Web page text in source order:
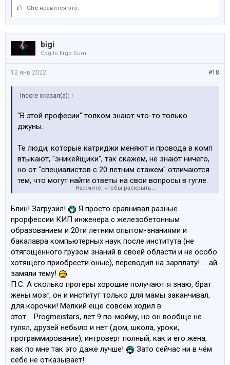
Che нравится это.
bigi
Cogito Ergo Sum
#18
12 янв 2022
Incore сказал(а): ↑
"В этой професии" толком знают что-то только
джуны.
Те люди, которые катриджи меняют и провода в комп
втыкают, "эникейщики", так скажем, не знают ничего,
но от "специалистов с 20 летним стажем" отличаются
тем, что могут найти ответы на свои вопросы в гугле.
И как показывает практика, чем стаж у специалиста
цифровом мире.
Плюс в нормальной конторе, человек который
занимается сеткой, это либо безопасник, либо
сетевик-интегратор. И зарплата у как раз и будет
около 2-3. И код он не пишет, да. А если еще и код
писать будет, то погугли сколько DevSecOps получает.
По поводу знания базы и "нормальности
представителя професии", тут на столько быстро все
меняется, что какой-нибудь 20-летний человек может
быть намного продвинутее в чем-то, чем специалист с
20 летним стажем, и это норм. Возвраст в ИТ не
показатель вообще.
Нажмите, чтобы раскрыть...
Блин! Загрузил!
Я просто сравнивал разные
прорфессии КИП инженера с железобетонным
образованием и 20ти летним опытом-знаниями и
бакалавра компьютерных наук после института (не
отягощённого грузом знаний в своей области и не особо
хотящего приобрести оные), переводил на зарплату!......ай
замяли тему!
П.С. А сколько прогеры хорошие получают я знаю, брат
жены мозг, он и институт только для мамы заканчивал,
для корочки! Мелкий ещё совсем ходил в
этот.....Progmeistars, лет 9 по-мойму, но он вообще не
гулял, друзей небыло и нет (дом, школа, уроки,
программирование), интроверт полный, как и его жена,
как по мне так это даже лучше!
Зато сейчас ни в чём
себе не отказывает!